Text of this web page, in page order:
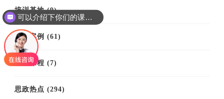
培训基地(9)
培训案例 (61)
培训课程 (7)
思政热点 (294)
可以介绍下你们的课程吗？